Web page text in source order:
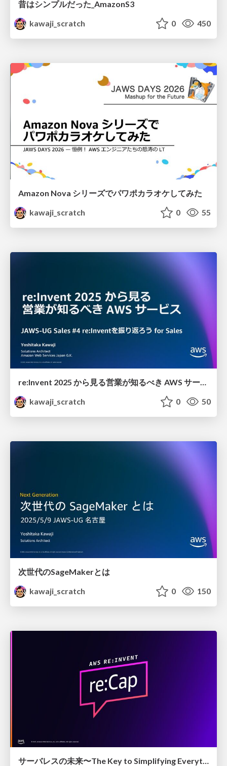
昔はシンプルだった_AmazonS3
kawaji_scratch
0 450
Amazon Nova シリーズでパワポカラオケしてみた
kawaji_scratch
0 55
re:Invent 2025 から見る 営業が知るべき AWS サービス
kawaji_scratch
0 50
次世代のSageMakerとは
kawaji_scratch
0 150
サーバレスの未来〜The Key to Simplifying Everything〜